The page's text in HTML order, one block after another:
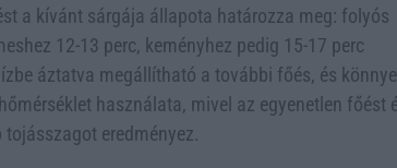
a kívánt sárgája állapota határozza meg: folyós
12-13 perc, keményhez pedig 15-17 perc
áztatva megállítható a további főés, és
használata, mivel az egyenetlen főést
eredményez.